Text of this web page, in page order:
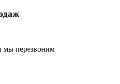
мы перезвоним